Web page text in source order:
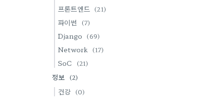
프론트엔드 (21)
파이썬 (7)
Django (69)
Network (17)
SoC (21)
정보 (2)
건강 (0)